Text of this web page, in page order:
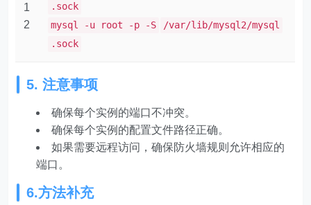
1
2
.sock
mysql -u root -p -S
/var/lib/mysql2/mysql
.sock
5. 注意事项
确保每个实例的端口不冲突。
确保每个实例的配置文件路径正确。
如果需要远程访问，确保防火墙规则允许相应的
端口。
6.方法补充